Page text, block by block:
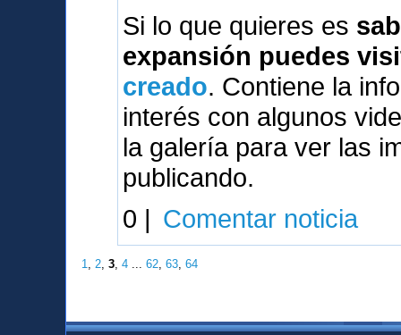
Si lo que quieres es
expansión puedes
creado. Contiene la
interés con algunos
la galería para ver las
publicando.
0 | Comentar noticia
1,2,3,4 ...62,63,64